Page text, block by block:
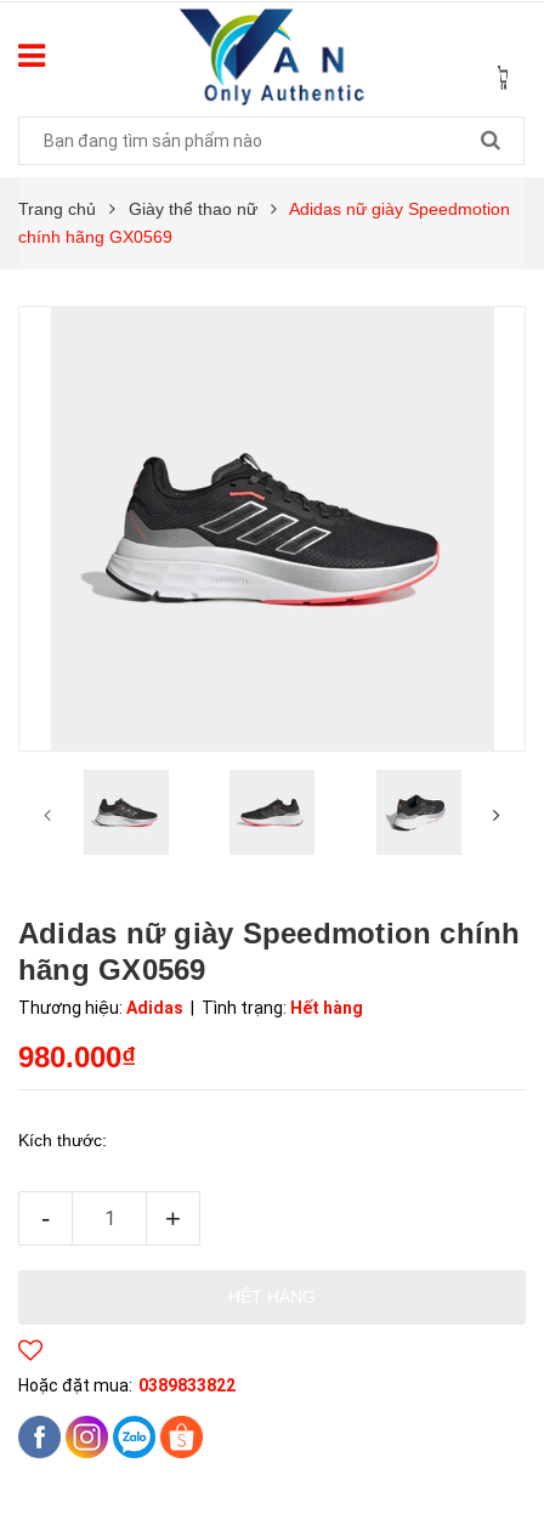
Trang chủ Giày thể thao nữ
Adidas nữ giày Speedmotion
chính hãng GX0569
Adidas nữ giày Speedmotion chính
hãng GX0569
Thương hiệu: Adidas | Tình trạng: Hết hàng
980.000₫
Kích thước:
- +
Hoặc đặt mua: 0389833822